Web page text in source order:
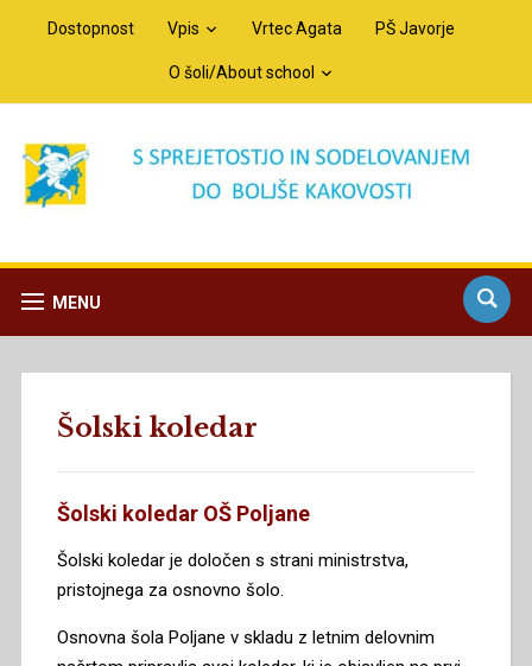
Dostopnost Vpis Vrtec Agata PŠ Javorje
O šoli/About school
MENU
Šolski koledar
Šolski koledar OŠ Poljane
Šolski koledar je določen s strani ministrstva,
pristojnega za osnovno šolo.
Osnovna šola Poljane v skladu z letnim delovnim